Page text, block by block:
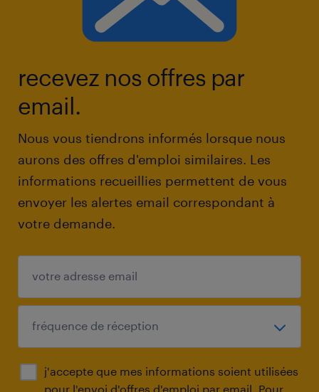
recevez nos offres par
email.
Nous vous tiendrons informés lorsque nous
aurons des offres d'emploi similaires. Les
informations recueillies permettent de vous
envoyer les alertes email correspondant à
votre demande.
j'accepte que mes informations soient utilisées
pour l'envoi d'offres d'emploi par email. Pour